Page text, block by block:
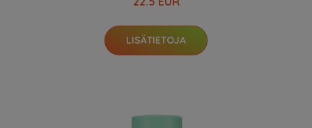
LISÄTIETOJA